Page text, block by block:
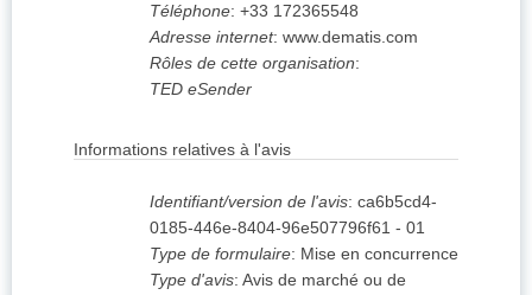
Téléphone: +33 172365548
Adresse internet: www.dematis.com
Rôles de cette organisation:
TED eSender
Informations relatives à l'avis
Identifiant/version de l'avis: ca6b5cd4-
0185-446e-8404-96e507796f61 - 01
Type de formulaire: Mise en concurrence
Type d'avis: Avis de marché ou de